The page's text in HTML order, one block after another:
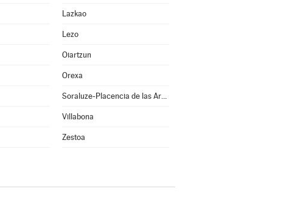
Lazkao
Lezo
Oiartzun
Orexa
Soraluze-Placencia de las Armas
Villabona
Zestoa